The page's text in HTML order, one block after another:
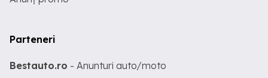
Parteneri
Bestauto.ro - Anunturi auto/moto